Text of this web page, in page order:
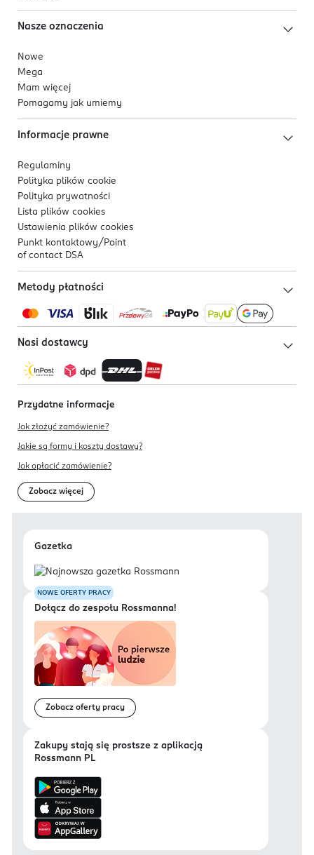
Nasze oznaczenia
Nowe
Mega
Mam więcej
Pomagamy jak umiemy
Informacje prawne
Regulaminy
Polityka plików cookie
Polityka prywatności
Lista plików cookies
Ustawienia plików cookies
Punkt kontaktowy/ Point
of contact DSA
Metody płatności
Nasi dostawcy
Przydatne informacje
Jak złożyć zamówienie?
Jakie są formy i koszty dostawy?
Jak opłacić zamówienie?
Zobacz więcej
Gazetka
NOWE OFERTY PRACY
Dołącz do zespołu Rossmanna!
Zobacz oferty pracy
Zakupy stają się prostsze z aplikacją
Rossmann PL